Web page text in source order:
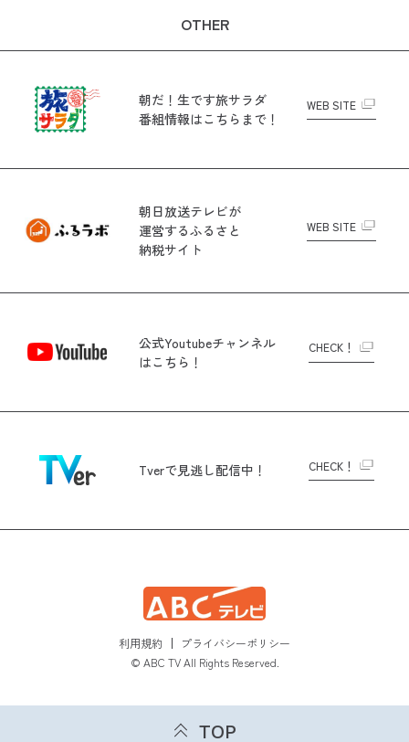
OTHER
朝だ！生です旅サラダ
番組情報はこちらまで！
WEB SITE
朝日放送テレビが
運営するふるさと
納税サイト
WEB SITE
公式Youtubeチャンネル
はこちら！
CHECK！
Tverで見逃し配信中！ CHECK！
利用規約
プライバシーポリシー
© ABC TV All Rights Reserved.
TOP